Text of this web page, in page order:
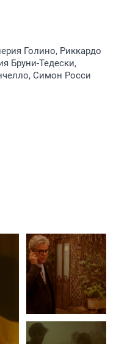
Голино, Риккардо
Бруни-Тедески,
Симон Росси